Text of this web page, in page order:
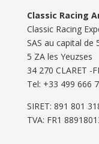
Classic Racing
Classic Racing
SAS au capital de
5 ZA les Yeuzses
34 270 CLARET -
Tel: ‭+33 499 666
SIRET: 891 801
TVA: FR1